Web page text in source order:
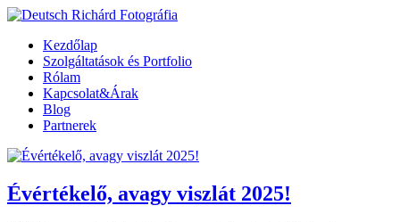
Kezdőlap
Szolgáltatások és Portfolio
Rólam
Kapcsolat&Árak
Blog
Partnerek
Évértékelő, avagy viszlát 2025!